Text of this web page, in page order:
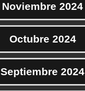
Noviembre 2024
Octubre 2024
Septiembre 2024